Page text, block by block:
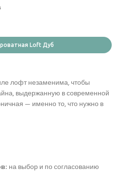
Loft Дуб
лофт незаменима, чтобы
выдержанную в современной
— именно то, что нужно в
на выбор и по согласованию